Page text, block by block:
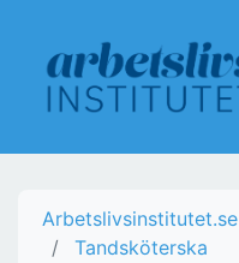
Arbetslivsinstitutet.se
Tandsköterska